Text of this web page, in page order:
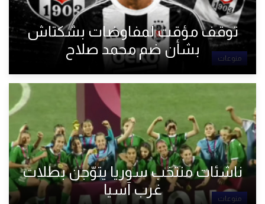
منوعات
توقف مؤقت لمفاوضات بشكتاش
بشأن ضم محمد صلاح
منوعات
ناشئات منتخب سوريا يتوّجن بطلات
غرب آسيا